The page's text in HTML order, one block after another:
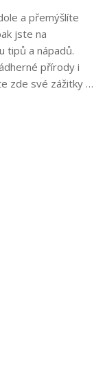
a přemýšlíte
jste na
tipů a nápadů.
přírody i
zde své zážitky a